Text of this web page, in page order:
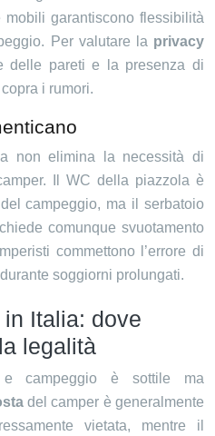
garantiscono flessibilità
Per valutare la privacy
delle pareti e la presenza di
i rumori.
non elimina la necessità di
Il WC della piazzola è
campeggio, ma il serbatoio
comunque svuotamento
commettono l’errore di
soggiorni prolungati.
Italia: dove
legalità
campeggio è sottile ma
del camper è generalmente
vietata, mentre il